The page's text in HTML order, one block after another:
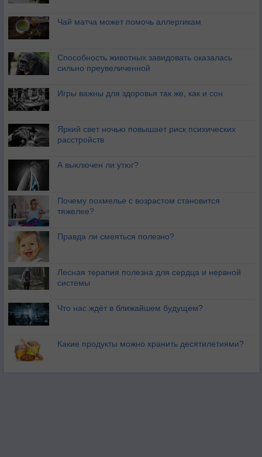
Чай матча может помочь аллергикам
Способность животных завидовать оказалась
сильно преувеличенной
Игры важны для здоровья так же, как и сон
Яркий свет ночью повышает риск психических
расстройств
А выключен ли утюг?
Почему похмелье с возрастом становится
тяжелее?
Правда ли смеяться полезно?
Лесная терапия полезна для сердца и нервной
системы
Что нас ждёт в ближайшем будущем?
Какие продукты можно хранить десятилетиями?